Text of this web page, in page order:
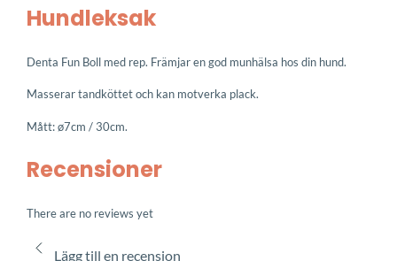
Hundleksak
Denta Fun Boll med rep. Främjar en god munhälsa hos din hund.
Masserar tandköttet och kan motverka plack.
Mått: ø7cm / 30cm.
Recensioner
There are no reviews yet
Lägg till en recension